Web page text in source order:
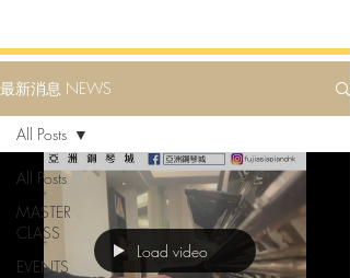
最新消息 NEWS
All Posts
MASTER
CLASS
EVENTS
All Posts
Load video